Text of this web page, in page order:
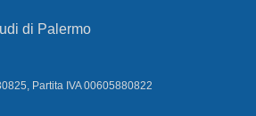
di Palermo
Partita IVA 00605880822